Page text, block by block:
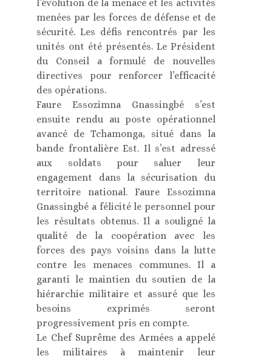
l’évolution de la menace et les activités
menées par les forces de défense et de
sécurité. Les défis rencontrés par les
unités ont été présentés. Le Président
du Conseil a formulé de nouvelles
directives pour renforcer l’efficacité
des opérations.
Faure Essozimna Gnassingbé s’est
ensuite rendu au poste opérationnel
avancé de Tchamonga, situé dans la
bande frontalière Est. Il s’est adressé
aux soldats pour saluer leur
engagement dans la sécurisation du
territoire national. Faure Essozimna
Gnassingbé a félicité le personnel pour
les résultats obtenus. Il a souligné la
qualité de la coopération avec les
forces des pays voisins dans la lutte
contre les menaces communes. Il a
garanti le maintien du soutien de la
hiérarchie militaire et assuré que les
besoins exprimés seront
progressivement pris en compte.
Le Chef Suprême des Armées a appelé
les militaires à maintenir leur